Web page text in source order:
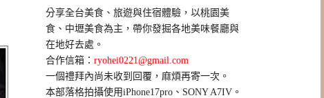
鍵
字:
分享全台美食、旅遊與住宿體驗，以桃園美
食、中壢美食為主，帶你發掘各地美味餐廳與
在地好去處。
合作信箱：ryohei0221@gmail.com
一個禮拜內尚未收到回覆，麻煩再寄一次。
本部落格拍攝使用iPhone17pro、SONY A7IV。